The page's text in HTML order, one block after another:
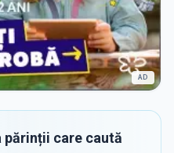
AD
părinții care caută